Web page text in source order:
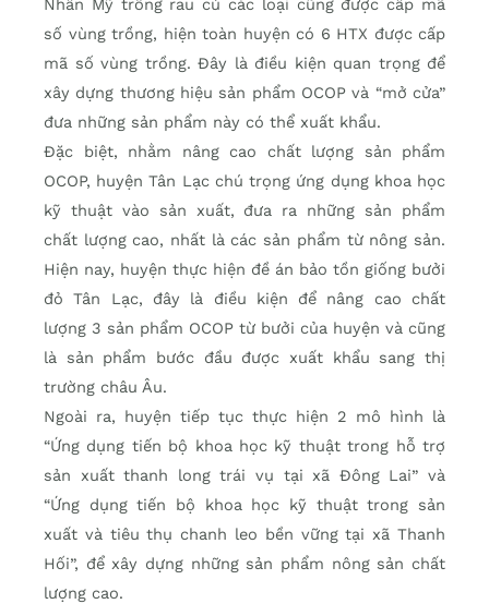
Nhân Mỹ trồng rau củ các loại cũng được cấp mã
số vùng trồng, hiện toàn huyện có 6 HTX được cấp
mã số vùng trồng. Đây là điều kiện quan trọng để
xây dựng thương hiệu sản phẩm OCOP và “mở cửa”
đưa những sản phẩm này có thể xuất khẩu.
Đặc biệt, nhằm nâng cao chất lượng sản phẩm
OCOP, huyện Tân Lạc chú trọng ứng dụng khoa học
kỹ thuật vào sản xuất, đưa ra những sản phẩm
chất lượng cao, nhất là các sản phẩm từ nông sản.
Hiện nay, huyện thực hiện đề án bảo tồn giống bưởi
đỏ Tân Lạc, đây là điều kiện để nâng cao chất
lượng 3 sản phẩm OCOP từ bưởi của huyện và cũng
là sản phẩm bước đầu được xuất khẩu sang thị
trường châu Âu.
Ngoài ra, huyện tiếp tục thực hiện 2 mô hình là
“Ứng dụng tiến bộ khoa học kỹ thuật trong hỗ trợ
sản xuất thanh long trái vụ tại xã Đông Lai” và
“Ứng dụng tiến bộ khoa học kỹ thuật trong sản
xuất và tiêu thụ chanh leo bền vững tại xã Thanh
Hối”, để xây dựng những sản phẩm nông sản chất
lượng cao.